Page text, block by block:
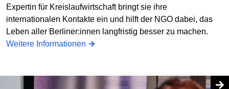
Expertin für Kreislaufwirtschaft bringt sie ihre
internationalen Kontakte ein und hilft der NGO dabei, das
Leben aller Berliner:innen langfristig besser zu machen.
Weitere Informationen